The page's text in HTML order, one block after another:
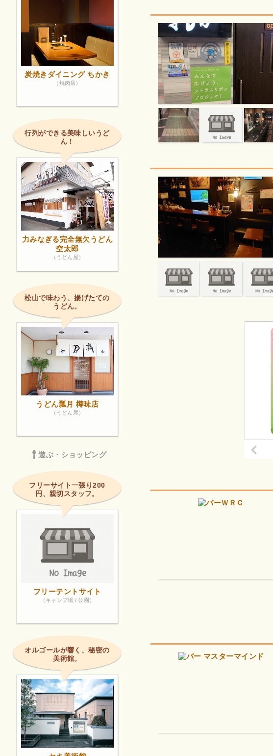
炭焼きダイニング ちかき
（焼肉店）
行列ができる美味しいうど
ん！
力みなぎる完全無欠うどん
空太郎
（うどん屋）
松山で味わう、揚げたての
うどん。
うどん瓢月 樽味店
（うどん屋）
遊ぶ・ショッピング
フリーサイト一張り200
円、親切スタッフ。
フリーテントサイト
（キャンプ場 / 公園）
オルゴールが響く、秘密の
美術館。